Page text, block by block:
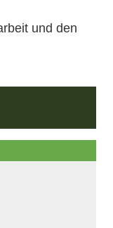
und den